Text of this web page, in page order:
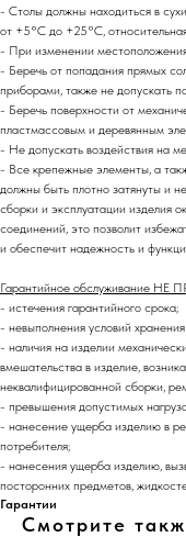
- Столы должны находиться в
от +5°C до +25°C,
- При изменении
- Беречь от попадания прямых
приборами, также не допускать
- Беречь поверхности от
пластмассовым и деревянным
- Не допускать воздействия на
- Все крепежные элементы, а
должны быть плотно затянуты и
сборки и эксплуатации изделия
соединений, это позволит
и обеспечит надежность и
Гарантийное обслуживание
- истечения гарантийного срока;
- невыполнения условий
- наличия на изделии
вмешательства в изделие,
неквалифицированной сборки,
- превышения допустимых
- нанесение ущерба изделию в
потребителя;
- нанесения ущерба изделию,
посторонних предметов,
Гарантии
Смотрите